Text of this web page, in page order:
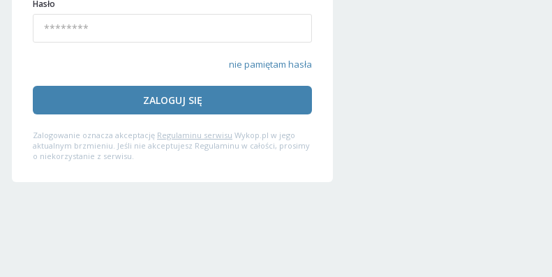
Hasło
nie pamiętam hasła
ZALOGUJ SIĘ
Zalogowanie oznacza akceptację Regulaminu serwisu Wykop.pl w jego
aktualnym brzmieniu. Jeśli nie akceptujesz Regulaminu w całości, prosimy
o niekorzystanie z serwisu.